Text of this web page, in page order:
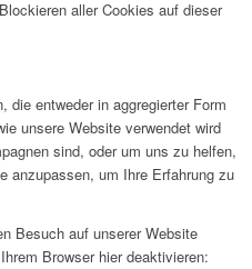
aller Cookies auf dieser
die entweder in aggregierter Form
unsere Website verwendet wird
sind, oder um uns zu helfen,
anzupassen, um Ihre Erfahrung zu
Besuch auf unserer Website
Browser hier deaktivieren: